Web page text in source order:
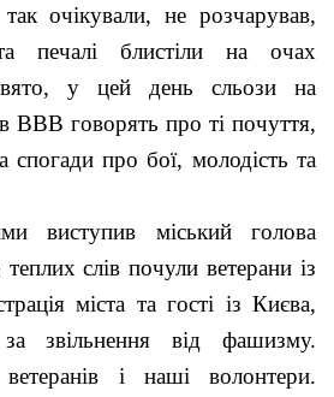
очікували, не розчарував,
печалі блистіли на очах
у цей день сльози на
ВВВ говорять про ті почуття,
спогади про бої, молодість та
виступив міський голова
слів почули ветерани із
міста та гості із Києва,
за звільнення від фашизму.
і наші волонтери.